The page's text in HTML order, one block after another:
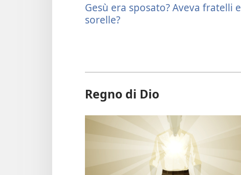
Gesù era sposato? Aveva fratelli e
sorelle?
Regno di Dio